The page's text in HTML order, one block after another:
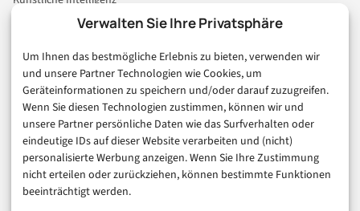
Verwalten Sie Ihre Privatsphäre
Um Ihnen das bestmögliche Erlebnis zu bieten, verwenden wir
und unsere Partner Technologien wie Cookies, um
Geräteinformationen zu speichern und/oder darauf zuzugreifen.
Wenn Sie diesen Technologien zustimmen, können wir und
unsere Partner persönliche Daten wie das Surfverhalten oder
eindeutige IDs auf dieser Website verarbeiten und (nicht)
personalisierte Werbung anzeigen. Wenn Sie Ihre Zustimmung
nicht erteilen oder zurückziehen, können bestimmte Funktionen
beeinträchtigt werden.
Technologie & IT
Consumer & Digital Life
Marketing
Finanzen & FinTech
Business & Karriere
Sicherheit & Recht
Digitalisierung
Marketing